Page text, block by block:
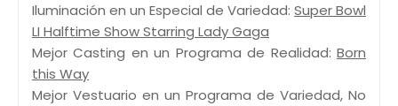
Iluminación en un Especial de Variedad: Super Bowl
LI Halftime Show Starring Lady Gaga
Mejor Casting en un Programa de Realidad: Born
this Way
Mejor Vestuario en un Programa de Variedad, No